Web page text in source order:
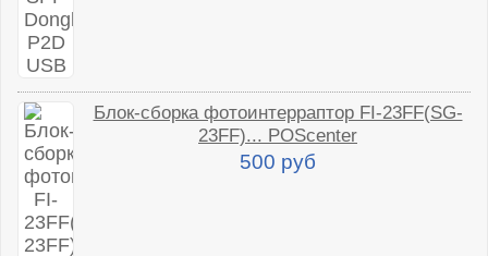
Блок-сборка фотоинтерраптор FI-23FF(SG-
23FF)... POScenter
500 руб